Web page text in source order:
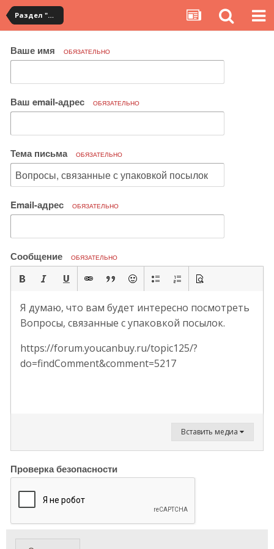
Раздел "Мои посылки" на сервисе YouCanBuy
Ваше имя ОБЯЗАТЕЛЬНО
Ваш email-адрес ОБЯЗАТЕЛЬНО
Тема письма ОБЯЗАТЕЛЬНО
Email-адрес ОБЯЗАТЕЛЬНО
Сообщение ОБЯЗАТЕЛЬНО
Я думаю, что вам будет интересно посмотреть
Вопросы, связанные с упаковкой посылок.
https://forum.youcanbuy.ru/topic125/?
do=findComment&comment=5217
Вставить медиа
Проверка безопасности